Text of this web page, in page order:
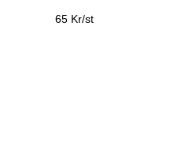
65 Kr/st